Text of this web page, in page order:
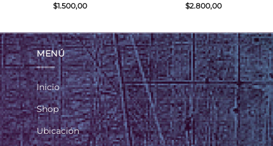
$1.500,00 $2.800,00
MENÚ
Inicio
Shop
Ubicación